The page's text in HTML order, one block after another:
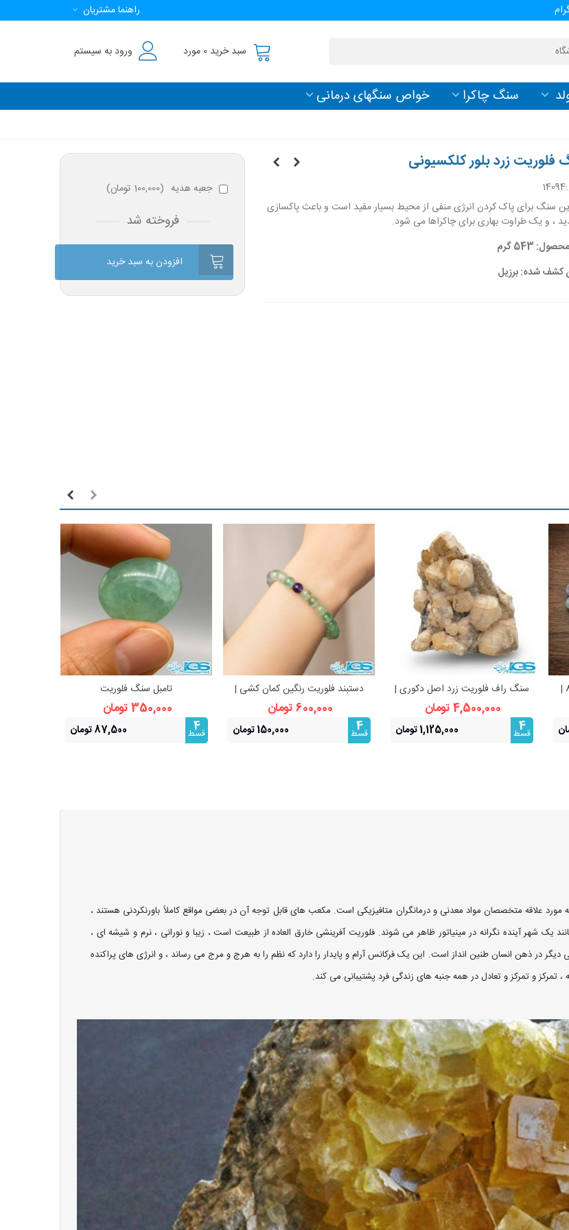
راهنما مشتریان
سبد خرید 0 مورد ورود به سیستم
سنگ چاکرا خواص سنگهای درمانی
فلوریت زرد بلور کلکسیونی
14094
سنگ برای پاک کردن انرژی منفی از محیط بسیار مفید است و باعث پاکسازی
، و یک طراوت بهاری برای چاکراها می شود.
543 گرم
کشف شده: برزیل
جعبه هدیه (100,000 تومان )
فروخته شد
افزودن به سبد خرید
ریسه فلوریت رنگین‌ کمان سایز 8 |
مشاهده بیشتر
سنگ راف فلوریت زرد اصل دکوری |
تعادل، آرامش و درخشندگی
4,500,000 تومان
4
قسط 1,125,000 تومان
مشاهده بیشتر
دستبند فلوریت رنگین کمان کشی |
زیبایی، آرامش و انرژی مثبت
600,000 تومان
4
قسط 150,000 تومان
مشاهده بیشتر
تامبل سنگ فلوریت
350,000 تومان
4
قسط 87,500 تومان
علاقه متخصصان مواد معدنی و درمانگران متافیزیکی است. مکعب های قابل توجه آن در بعضی مواقع کاملاً باورنکردنی هستند ،
شهر آینده نگرانه در مینیاتور ظاهر می شوند. فلوریت آفرینشی خارق العاده از طبیعت است ، زیبا و نورانی ، نرم و شیشه ای ،
دیگر در ذهن انسان طنین انداز است. این یک فرکانس آرام و پایدار را دارد که نظم را به هرج و مرج می رساند ، و انرژی های پراکنده
تمرکز و تمرکز و تعادل در همه جنبه های زندگی فرد پشتیبانی می کند.